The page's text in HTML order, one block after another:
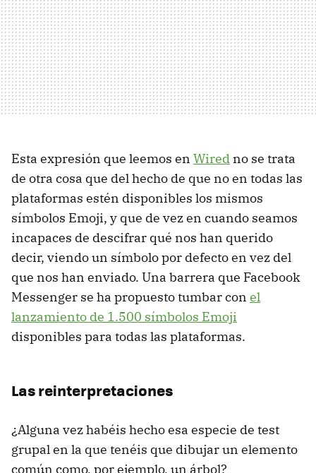
Esta expresión que leemos en Wired no se trata
de otra cosa que del hecho de que no en todas las
plataformas estén disponibles los mismos
símbolos Emoji, y que de vez en cuando seamos
incapaces de descifrar qué nos han querido
decir, viendo un símbolo por defecto en vez del
que nos han enviado. Una barrera que Facebook
Messenger se ha propuesto tumbar con el
lanzamiento de 1.500 símbolos Emoji
disponibles para todas las plataformas.
Las reinterpretaciones
¿Alguna vez habéis hecho esa especie de test
grupal en la que tenéis que dibujar un elemento
común como, por ejemplo, un árbol?